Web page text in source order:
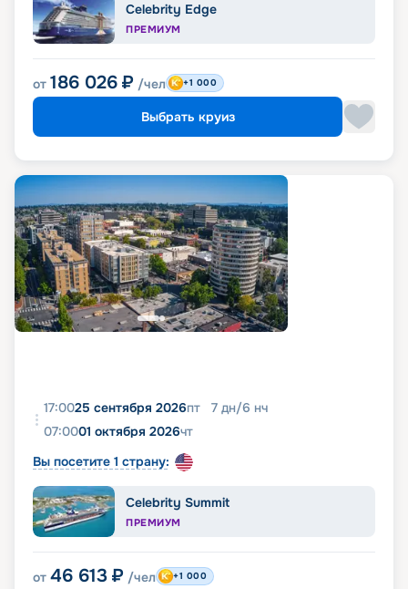
Celebrity Edge
ПРЕМИУМ
от 186 026 ₽ /чел +1 000
Выбрать круиз
17:0025 сентября 2026пт 7 дн/6 нч
07:0001 октября 2026чт
Вы посетите 1 страну:
Celebrity Summit
ПРЕМИУМ
от 46 613 ₽ /чел +1 000